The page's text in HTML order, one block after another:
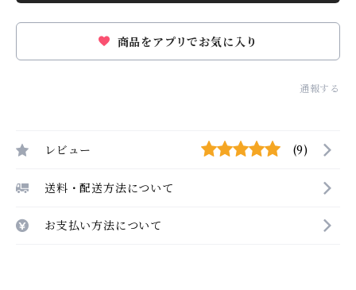
商品をアプリでお気に入り
通報する
レビュー (9)
送料・配送方法について
お支払い方法について